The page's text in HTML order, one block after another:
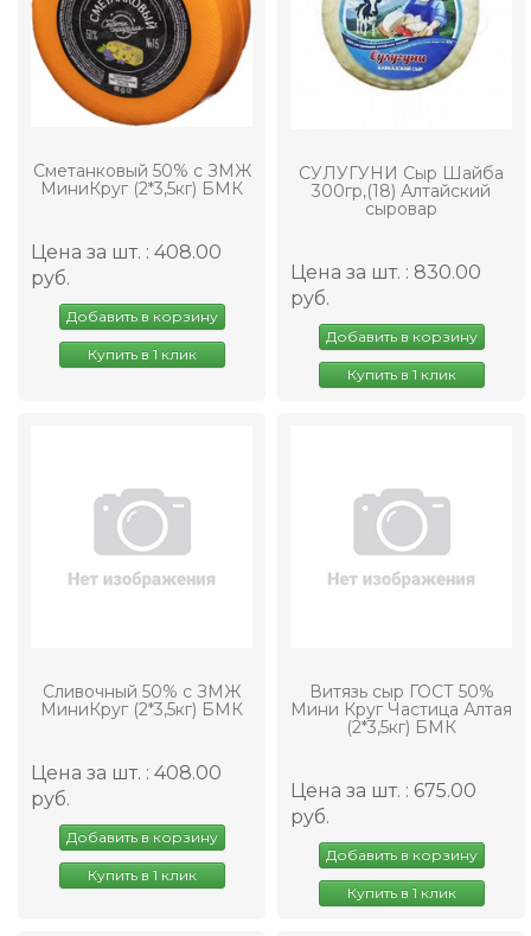
Сметанковый 50% с ЗМЖ
МиниКруг (2*3,5кг) БМК
Цена за шт. : 408.00
руб.
Добавить в корзину
Купить в 1 клик
СУЛУГУНИ Сыр Шайба
300гр,(18) Алтайский
сыровар
Цена за шт. : 830.00
руб.
Добавить в корзину
Купить в 1 клик
Сливочный 50% с ЗМЖ
МиниКруг (2*3,5кг) БМК
Цена за шт. : 408.00
руб.
Добавить в корзину
Купить в 1 клик
Витязь сыр ГОСТ 50%
Мини Круг Частица Алтая
(2*3,5кг) БМК
Цена за шт. : 675.00
руб.
Добавить в корзину
Купить в 1 клик